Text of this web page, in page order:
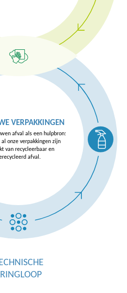
VERPAKKINGEN
afval als een hulpbron:
onze verpakkingen zijn
van recycleerbaar en
afval.
RECYCLAGE